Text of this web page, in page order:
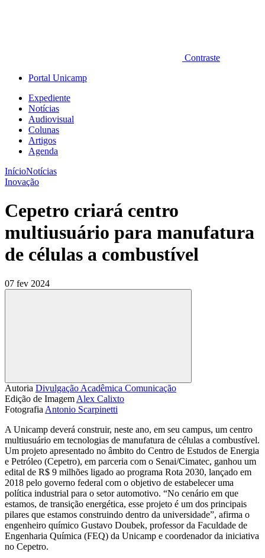
Contraste
Portal Unicamp
Expediente
Notícias
Audiovisual
Colunas
Artigos
Agenda
InícioNotícias
Inovação
Cepetro criará centro
multiusuário para manufatura
de células a combustível
07 fev 2024
Compartilhar
Autoria Divulgação Acadêmica Comunicação
Edição de Imagem Alex Calixto
Fotografia Antonio Scarpinetti
A Unicamp deverá construir, neste ano, em seu campus, um centro
multiusuário em tecnologias de manufatura de células a combustível.
Um projeto apresentado no âmbito do Centro de Estudos de Energia
e Petróleo (Cepetro), em parceria com o Senai/Cimatec, ganhou um
edital de R$ 9 milhões ligado ao programa Rota 2030, lançado em
2018 pelo governo federal com o objetivo de estabelecer uma
política industrial para o setor automotivo. “No cenário em que
estamos, de transição energética, esse projeto é um dos principais
pilares que estamos construindo dentro da universidade”, afirma o
engenheiro químico Gustavo Doubek, professor da Faculdade de
Engenharia Química (FEQ) da Unicamp e coordenador da iniciativa
no Cepetro.